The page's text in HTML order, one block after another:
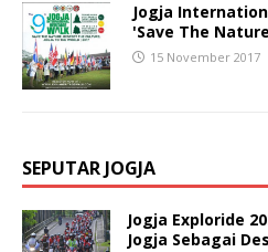
Jogja
'Save The
15 November 2017
SEPUTAR JOGJA
Jogja Exploride
Jogja Sebagai